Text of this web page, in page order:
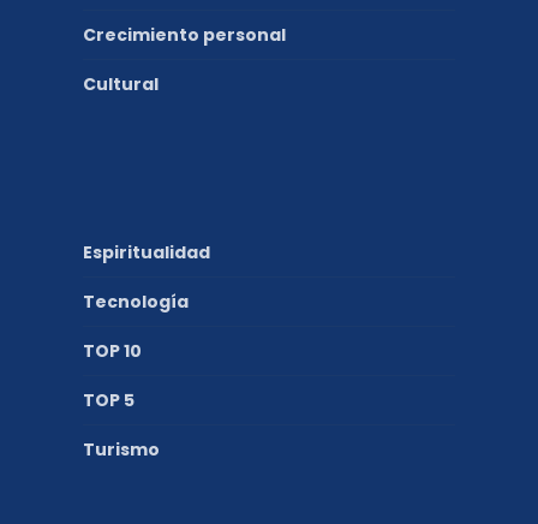
Crecimiento personal
Cultural
Espiritualidad
Tecnología
TOP 10
TOP 5
Turismo